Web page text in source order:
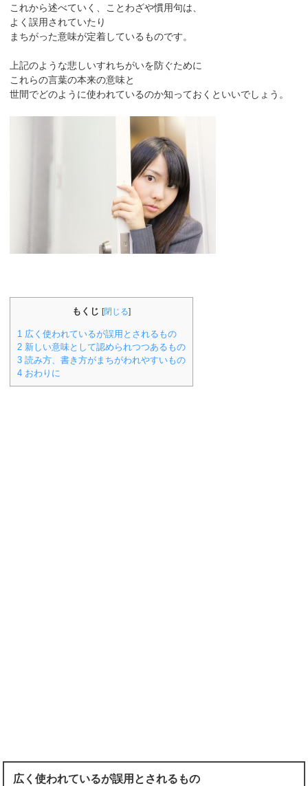
これから述べていく、ことわざや慣用句は、
よく誤用されていたり
まちがった意味が定着しているものです。
上記のような悲しいすれちがいを防ぐために
これらの言葉の本来の意味と
世間でどのように使われているのか知っておくといいでしょう。
もくじ [閉じる]
1 広く使われているが誤用とされるもの
2 新しい意味として認められつつあるもの
3 読み方、書き方がまちがわれやすいもの
4 おわりに
広く使われているが誤用とされるもの